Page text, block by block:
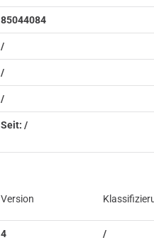
85044084
/
/
/
Seit: /
Version
4 /